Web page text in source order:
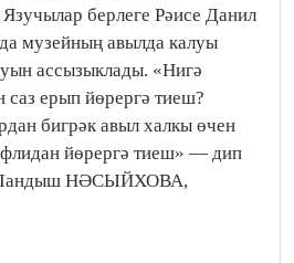
Язучылар берлеге Рәисе Данил
музейның авылда калуы
ассызыклады. «Нигә
саз ерып йөрергә тиеш?
бигрәк авыл халкы өчен
йөрергә тиеш» — дип
Ландыш НӘСЫЙХОВА,